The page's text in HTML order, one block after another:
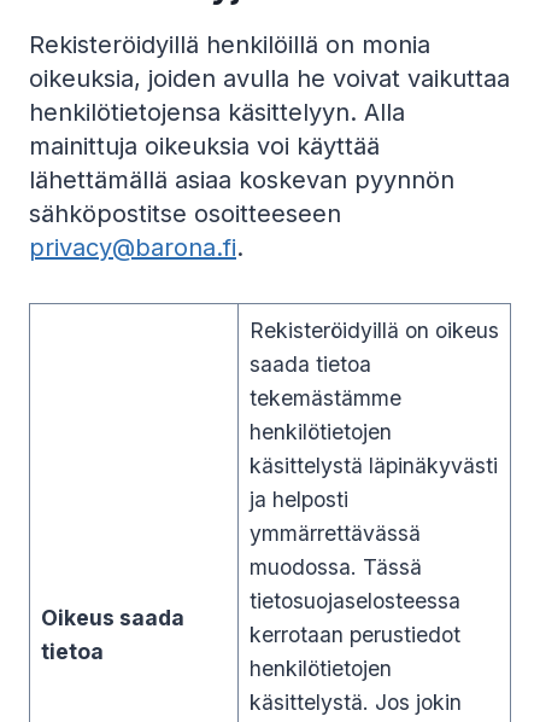
Rekisteröidyillä henkilöillä on monia
oikeuksia, joiden avulla he voivat vaikuttaa
henkilötietojensa käsittelyyn. Alla
mainittuja oikeuksia voi käyttää
lähettämällä asiaa koskevan pyynnön
sähköpostitse osoitteeseen
privacy@barona.fi.
Oikeus saada
tietoa
Rekisteröidyillä on oikeus
saada tietoa
tekemästämme
henkilötietojen
käsittelystä läpinäkyvästi
ja helposti
ymmärrettävässä
muodossa. Tässä
tietosuojaselosteessa
kerrotaan perustiedot
henkilötietojen
käsittelystä. Jos jokin